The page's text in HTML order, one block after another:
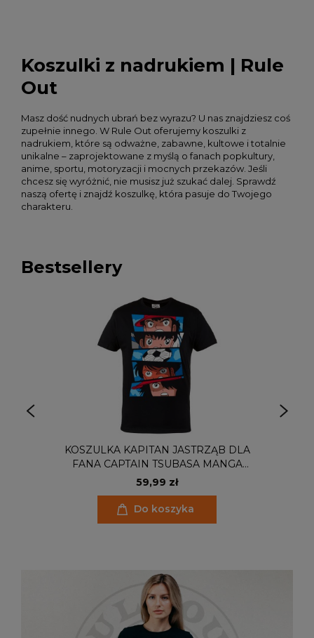
Koszulki z nadrukiem | Rule
Out
Masz dość nudnych ubrań bez wyrazu? U nas znajdziesz coś
zupełnie innego. W Rule Out oferujemy koszulki z
nadrukiem, które są odważne, zabawne, kultowe i totalnie
unikalne – zaprojektowane z myślą o fanach popkultury,
anime, sportu, motoryzacji i mocnych przekazów. Jeśli
chcesz się wyróżnić, nie musisz już szukać dalej. Sprawdź
naszą ofertę i znajdź koszulkę, która pasuje do Twojego
charakteru.
Bestsellery
KOSZULKA KAPITAN JASTRZĄB DLA
FANA CAPTAIN TSUBASA MANGA
ANIME POSTACIE
59,99 zł
Do koszyka